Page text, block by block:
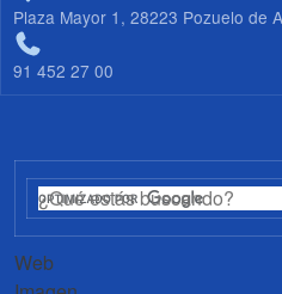
Plaza Mayor 1, 28223 Pozuelo de
91 452 27 00
Web